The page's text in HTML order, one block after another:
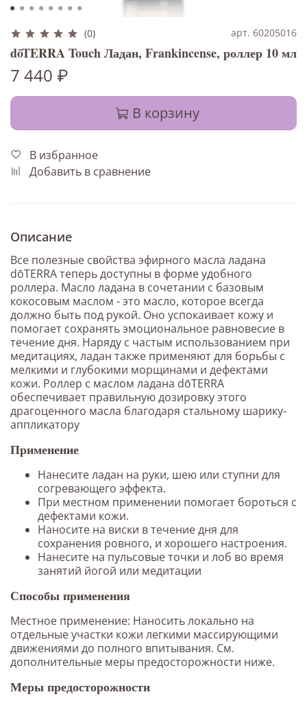
(0) арт. 60205016
dōTERRA Touch Ладан, Frankincense, роллер 10 мл
7 440 ₽
В корзину
В избранное
Добавить в сравнение
Описание
Все полезные свойства эфирного масла ладана
dōTERRA теперь доступны в форме удобного
роллера. Масло ладана в сочетании с базовым
кокосовым маслом - это масло, которое всегда
должно быть под рукой. Оно успокаивает кожу и
помогает сохранять эмоциональное равновесие в
течение дня. Наряду с частым использованием при
медитациях, ладан также применяют для борьбы с
мелкими и глубокими морщинами и дефектами
кожи. Роллер с маслом ладана dōTERRA
обеспечивает правильную дозировку этого
драгоценного масла благодаря стальному шарику-
аппликатору
Применение
Нанесите ладан на руки, шею или ступни для
согревающего эффекта.
При местном применении помогает бороться с
дефектами кожи.
Наносите на виски в течение дня для
сохранения ровного, и хорошего настроения.
Нанесите на пульсовые точки и лоб во время
занятий йогой или медитации
Способы применения
Местное применение: Наносить локально на
отдельные участки кожи легкими массирующими
движениями до полного впитывания. См.
дополнительные меры предосторожности ниже.
Меры предосторожности